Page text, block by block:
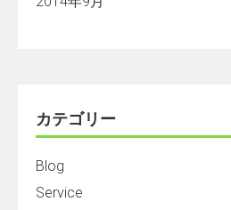
カテゴリー
Blog
Service